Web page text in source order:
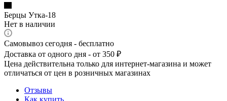
Берцы Утка-18
Нет в наличии
Самовывоз сегодня - бесплатно
Доставка от одного дня - от 350 ₽
Цена действительна только для интернет-магазина и может
отличаться от цен в розничных магазинах
Отзывы
Как купить